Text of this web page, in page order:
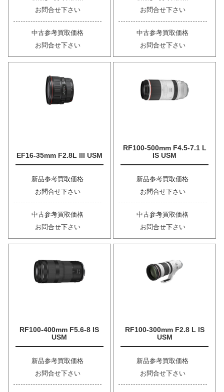
お問合せ下さい
中古参考買取価格
お問合せ下さい
お問合せ下さい
中古参考買取価格
お問合せ下さい
EF16-35mm F2.8L III USM
新品参考買取価格
お問合せ下さい
中古参考買取価格
お問合せ下さい
RF100-500mm F4.5-7.1 L
IS USM
新品参考買取価格
お問合せ下さい
中古参考買取価格
お問合せ下さい
RF100-400mm F5.6-8 IS
USM
新品参考買取価格
お問合せ下さい
RF100-300mm F2.8 L IS
USM
新品参考買取価格
お問合せ下さい